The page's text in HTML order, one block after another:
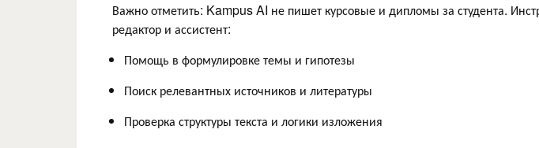
Важно отметить: Kampus AI не пишет курсовые и дипломы за студента.
редактор и ассистент:
Помощь в формулировке темы и гипотезы
Поиск релевантных источников и литературы
Проверка структуры текста и логики изложения